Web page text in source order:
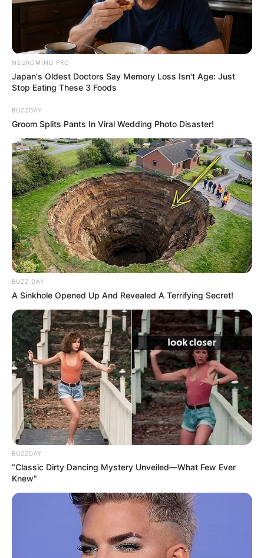
NEUROMIND PRO
Japan's Oldest Doctors Say Memory Loss Isn't Age: Just
Stop Eating These 3 Foods
BUZZDAY
Groom Splits Pants In Viral Wedding Photo Disaster!
BUZZ DAY
A Sinkhole Opened Up And Revealed A Terrifying Secret!
BUZZDAY
“Classic Dirty Dancing Mystery Unveiled—What Few Ever
Knew"